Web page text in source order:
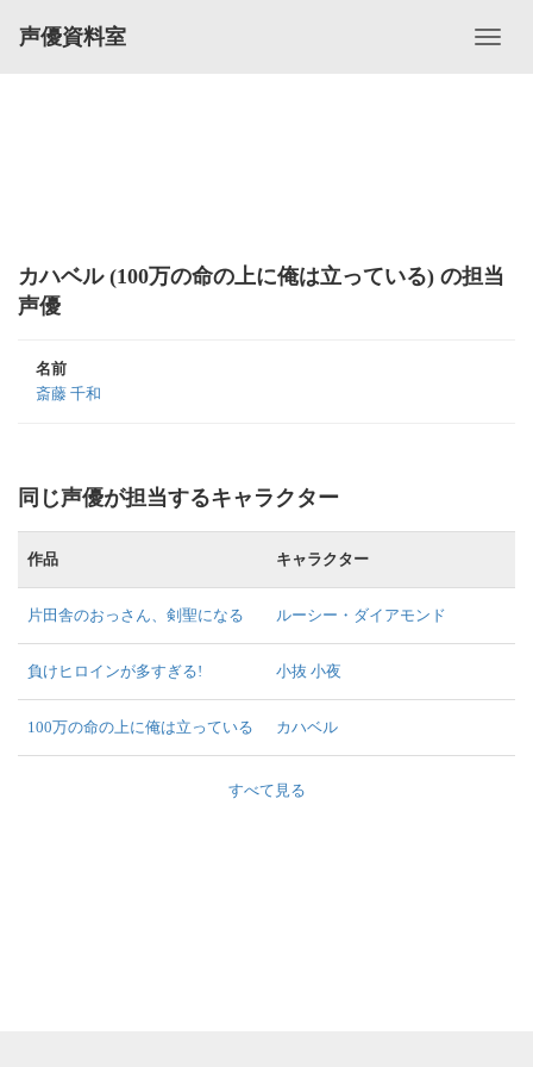
声優資料室
カハベル (100万の命の上に俺は立っている) の担当
声優
名前
斎藤 千和
同じ声優が担当するキャラクター
作品 キャラクター
片田舎のおっさん、剣聖になる ルーシー・ダイアモンド
負けヒロインが多すぎる! 小抜 小夜
100万の命の上に俺は立っている カハベル
すべて見る